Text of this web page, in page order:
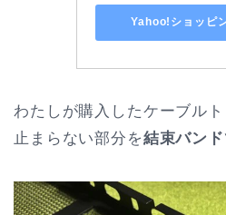
Yahoo!ショッピ
わたしが購入したケーブル
止まらない部分を結束バン